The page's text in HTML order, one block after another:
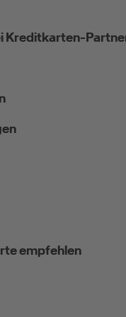
Kreditkarten-
empfehlen